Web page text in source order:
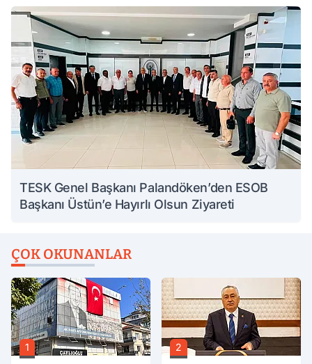
TESK Genel Başkanı Palandöken’den ESOB
Başkanı Üstün’e Hayırlı Olsun Ziyareti
ÇOK OKUNANLAR
1 2